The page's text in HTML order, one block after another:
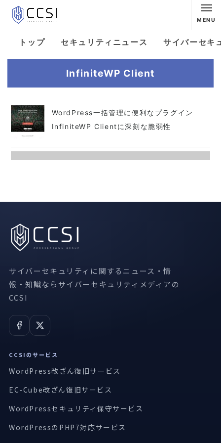
MENU
トップ セキュリティニュース サイバーセキ
InfiniteWP Client
WordPress一括管理に便利なプラグイン
InfiniteWP Clientに深刻な脆弱性
サイバーセキュリティに関するニュース・情
報・知識ならサイバーセキュリティメディアの
CCSI
CCSIのサービス
WordPress改ざん復旧サービス
EC-Cube改ざん復旧サービス
WordPressセキュリティ保守サービス
WordPressのPHP7対応サービス